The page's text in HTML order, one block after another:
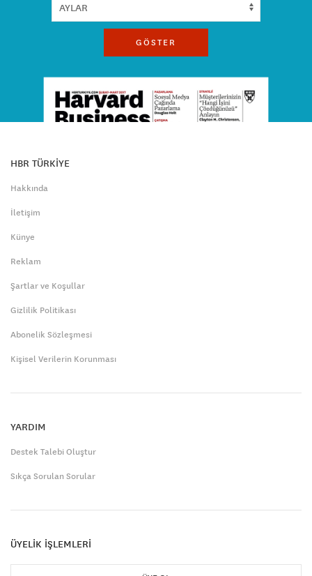
GÖSTER
HBR TÜRKİYE
Hakkında
İletişim
Künye
Reklam
Şartlar ve Koşullar
Gizlilik Politikası
Abonelik Sözleşmesi
Kişisel Verilerin Korunması
YARDIM
Destek Talebi Oluştur
Sıkça Sorulan Sorular
ÜYELİK İŞLEMLERİ